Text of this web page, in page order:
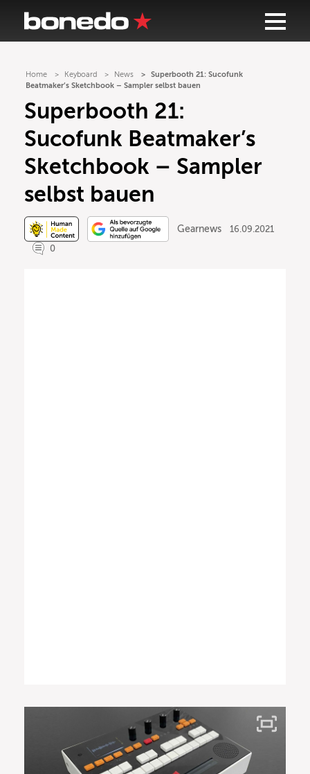
Home Keyboard News
Superbooth 21: Sucofunk
Beatmaker’s Sketchbook – Sampler selbst bauen
Superbooth 21:
Sucofunk Beatmaker’s
Sketchbook – Sampler
selbst bauen
Gearnews
16.09.2021
0